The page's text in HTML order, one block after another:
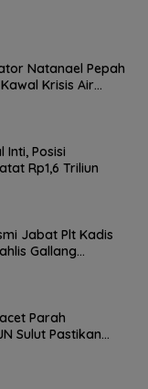
Natanael Pepah
Krisis Air
Inti, Posisi
Rp1,6 Triliun
Jabat Plt Kadis
Gallang
Parah
Sulut Pastikan